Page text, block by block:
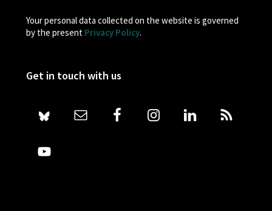
Your personal data collected on the website is governed
by the present Privacy Policy.
Get in touch with us